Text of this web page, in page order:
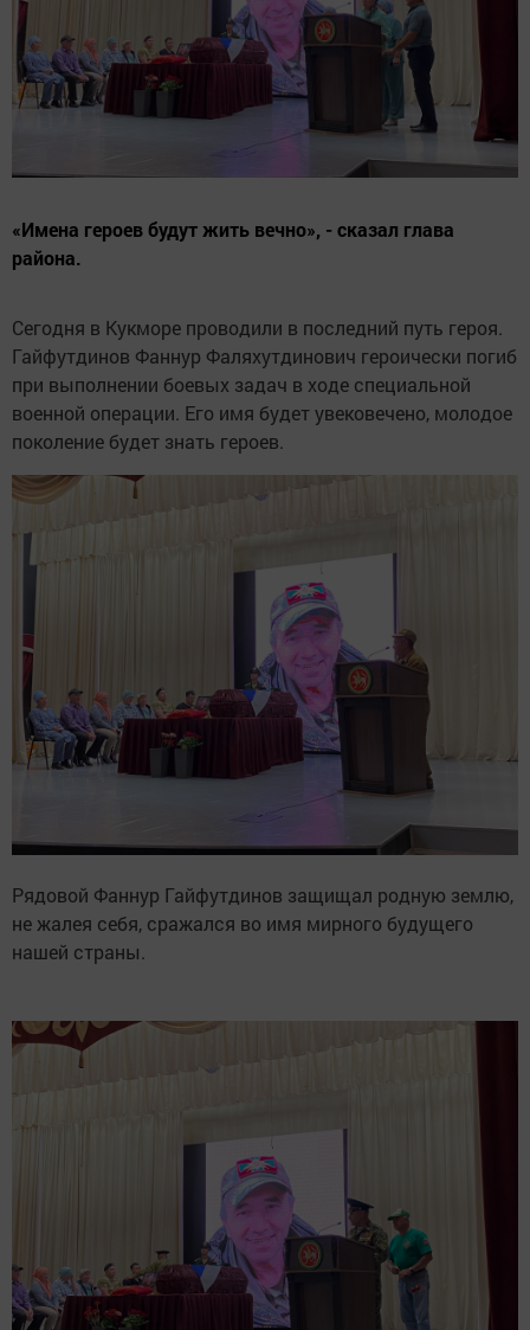
«Имена героев будут жить вечно», - сказал глава
района.
Сегодня в Кукморе проводили в последний путь героя.
Гайфутдинов Фаннур Фаляхутдинович героически погиб
при выполнении боевых задач в ходе специальной
военной операции. Его имя будет увековечено, молодое
поколение будет знать героев.
Рядовой Фаннур Гайфутдинов защищал родную землю,
не жалея себя, сражался во имя мирного будущего
нашей страны.